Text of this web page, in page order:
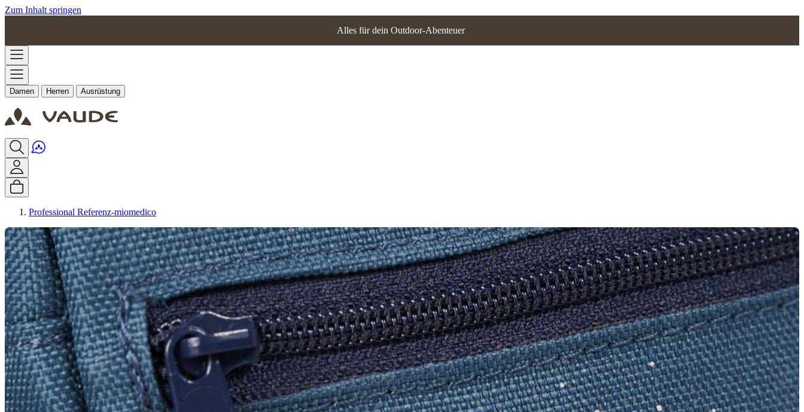
Zum Inhalt springen
Alles für dein Outdoor-Abenteuer
Damen Herren Ausrüstung
Professional Referenz-miomedico